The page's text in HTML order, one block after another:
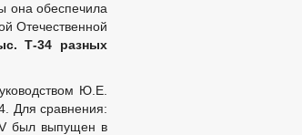
она обеспечила
Отечественной
Т-34 разных
Ю.Е.
Для сравнения:
был выпущен в